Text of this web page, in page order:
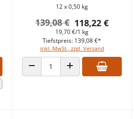
12 x 0,50 kg
118,22 €
139,08 €
19,70 €/1 kg
inkl. MwSt., zzgl. Versand
Tiefstpreis: 139,08 €*
ANZAHL VERRINGERNANZAHL ERHÖHEN